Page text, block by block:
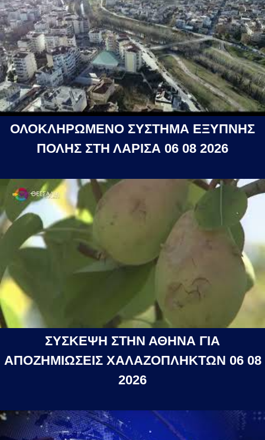
ΟΛΟΚΛΗΡΩΜΕΝΟ ΣΥΣΤΗΜΑ ΕΞΥΠΝΗΣ
ΠΟΛΗΣ ΣΤΗ ΛΑΡΙΣΑ 06 08 2026
ΣΥΣΚΕΨΗ ΣΤΗΝ ΑΘΗΝΑ ΓΙΑ
ΑΠΟΖΗΜΙΩΣΕΙΣ ΧΑΛΑΖΟΠΛΗΚΤΩΝ 06 08
2026